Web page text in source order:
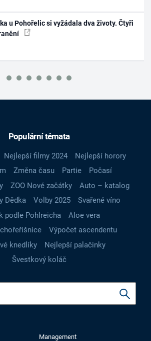
u Pohořelic si vyžádala dva životy. Čtyři
Populární témata
Nejlepší filmy 2024
Nejlepší horory
Změna času Partie
Počasí
ZOO Nové začátky
Auto – katalog
Dědka
Volby 2025
Svařené víno
podle Pohlreicha
Aloe vera
Výpočet ascendentu
knedlíky
Nejlepší palačinky
Švestkový koláč
Management